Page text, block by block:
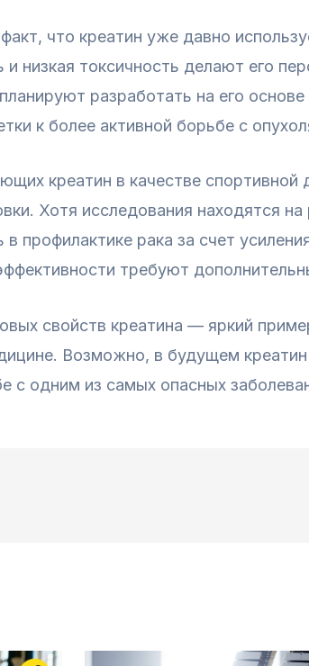
что креатин уже давно
и низкая токсичность делают его
разработать на его
к более активной борьбе с
креатин в качестве
Хотя исследования находятся
профилактике рака за счет
требуют
свойств креатина — яркий
Возможно, в будущем
с одним из самых опасных